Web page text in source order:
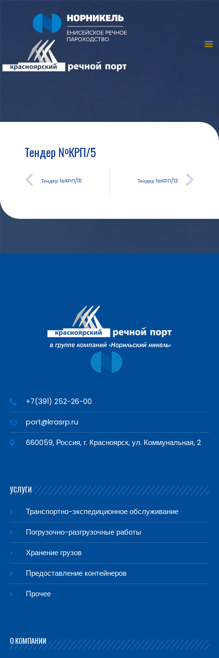
Тендер №КРП/5
Тендер №КРП/111 Тендер №КРП/13
+7(391) 252-26-00
port@krasrp.ru
660059, Россия, г. Красноярск, ул. Коммунальная, 2
УСЛУГИ
Транспортно-экспедиционное обслуживание
Погрузочно-разгрузочные работы
Хранение грузов
Предоставление контейнеров
Прочее
О КОМПАНИИ